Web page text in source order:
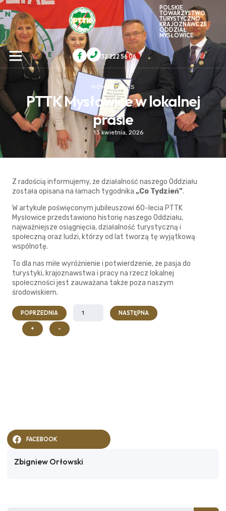
POLSKIE
TOWARZYSTWO
TURYSTYCZNO
KRAJOZNAWCZE
ODDZIAŁ
MYSŁOWICE
32 222 56 06
MÓWIĄ O NAS
PTTK Mysłowice w lokalnej
prasie
13 kwietnia, 2026
Z radością informujemy, że działalność naszego Oddziału
została opisana na łamach tygodnika „Co Tydzień”.
W artykule poświęconym jubileuszowi 60-lecia PTTK
Mysłowice przedstawiono historię naszego Oddziału,
najważniejsze osiągnięcia, działalność turystyczną i
społeczną oraz ludzi, którzy od lat tworzą tę wyjątkową
wspólnotę.
To dla nas miłe wyróżnienie i potwierdzenie, że pasja do
turystyki, krajoznawstwa i pracy na rzecz lokalnej
społeczności jest zauważana także poza naszym
środowiskiem.
POPRZEDNIA NASTĘPNA
+ -
FACEBOOK
Zbigniew Orłowski